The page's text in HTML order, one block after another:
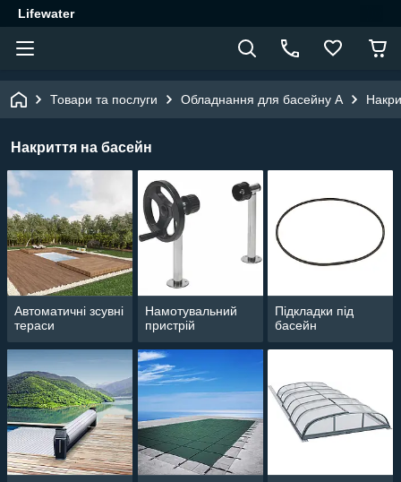
Lifewater
Товари та послуги Обладнання для басейну A
Накриття на басейн
Автоматичні зсувні
тераси
Намотувальний
пристрій
Підкладки під
басейн